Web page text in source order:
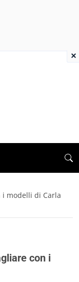
modelli di Carla
con i
×